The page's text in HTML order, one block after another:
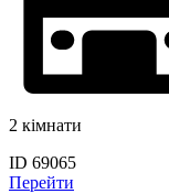
2 кімнати
ID 69065
Перейти